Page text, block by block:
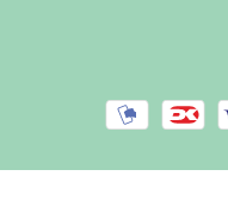
Privatlivspolitik
Cookiepolitik